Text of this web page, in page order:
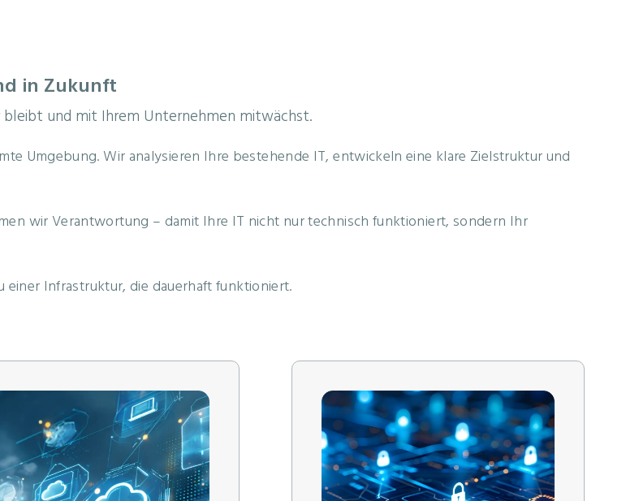
in Zukunft
und mit Ihrem Unternehmen mitwächst.
Umgebung. Wir analysieren Ihre bestehende IT, entwickeln eine klare Zielstruktur und
wir Verantwortung – damit Ihre IT nicht nur technisch funktioniert, sondern Ihr
einer Infrastruktur, die dauerhaft funktioniert.